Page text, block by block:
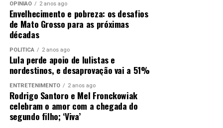
OPINIÃO 2 anos ago
Envelhecimento e pobreza: os desafios
de Mato Grosso para as próximas
décadas
POLÍTICA 2 anos ago
Lula perde apoio de lulistas e
nordestinos, e desaprovação vai a 51%
ENTRETENIMENTO 2 anos ago
Rodrigo Santoro e Mel Fronckowiak
celebram o amor com a chegada do
segundo filho; ‘Viva’